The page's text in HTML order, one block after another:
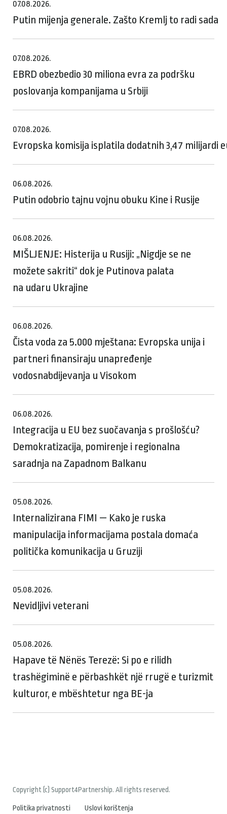
07.08.2026.
Putin mijenja generale. Zašto Kremlj to radi sada
07.08.2026.
EBRD obezbedio 30 miliona evra za podršku
poslovanja kompanijama u Srbiji
07.08.2026.
Evropska komisija isplatila dodatnih 3,47 milijardi
06.08.2026.
Putin odobrio tajnu vojnu obuku Kine i Rusije
06.08.2026.
MIŠLJENJE: Histerija u Rusiji: „Nigdje se ne
možete sakriti“ dok je Putinova palata
na udaru Ukrajine
06.08.2026.
Čista voda za 5.000 mještana: Evropska unija i
partneri finansiraju unapređenje
vodosnabdijevanja u Visokom
06.08.2026.
Integracija u EU bez suočavanja s prošlošću?
Demokratizacija, pomirenje i regionalna
saradnja na Zapadnom Balkanu
05.08.2026.
Internalizirana FIMI — Kako je ruska
manipulacija informacijama postala domaća
politička komunikacija u Gruziji
05.08.2026.
Nevidljivi veterani
05.08.2026.
Hapave të Nënës Terezë: Si po e rilidh
trashëgiminë e përbashkët një rrugë e turizmit
kulturor, e mbështetur nga BE-ja
Copyright (c) Support4Partnership. All rights reserved.
Politika privatnosti Uslovi korištenja